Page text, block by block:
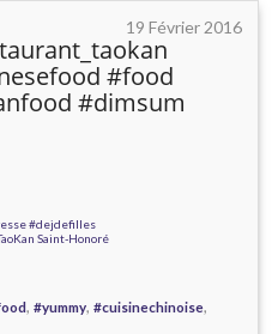
19 Février 2016
#food
#dimsum
,#yummy,#cuisinechinoise,